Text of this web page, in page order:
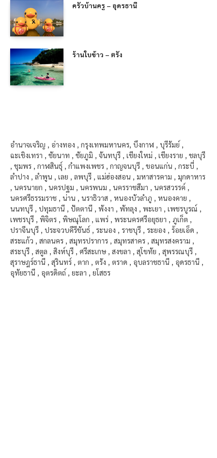
ครัวบ้านครู – อุดรธานี
ร้านใบข้าว – ตรัง
อำนาจเจริญ , อ่างทอง , กรุงเทพมหานคร, บึงกาฬ , บุรีรัมย์ ,
ฉะเชิงเทรา , ชัยนาท , ชัยภูมิ , จันทบุรี , เชียงใหม่ , เชียงราย , ชลบุรี
, ชุมพร , กาฬสินธุ์ , กำแพงเพชร , กาญจนบุรี , ขอนแก่น , กระบี่ ,
ลำปาง , ลำพูน , เลย , ลพบุรี , แม่ฮ่องสอน , มหาสารคาม , มุกดาหาร
, นครนายก , นครปฐม , นครพนม , นครราชสีมา , นครสวรรค์ ,
นครศรีธรรมราช , น่าน , นราธิวาส , หนองบัวลำภู , หนองคาย ,
นนทบุรี , ปทุมธานี , ปัตตานี , พังงา , พัทลุง , พะเยา , เพชรบูรณ์ ,
เพชรบุรี , พิจิตร , พิษณุโลก , แพร่ , พระนครศรีอยุธยา , ภูเก็ต ,
ปราจีนบุรี , ประจวบคีรีขันธ์ , ระนอง , ราชบุรี , ระยอง , ร้อยเอ็ด ,
สระแก้ว , สกลนคร , สมุทรปราการ , สมุทรสาคร , สมุทรสงคราม ,
สระบุรี , สตูล , สิงห์บุรี , ศรีสะเกษ , สงขลา , สุโขทัย , สุพรรณบุรี ,
สุราษฎร์ธานี , สุรินทร์ , ตาก , ตรัง , ตราด , อุบลราชธานี , อุดรธานี ,
อุทัยธานี , อุตรดิตถ์ , ยะลา , ยโสธร